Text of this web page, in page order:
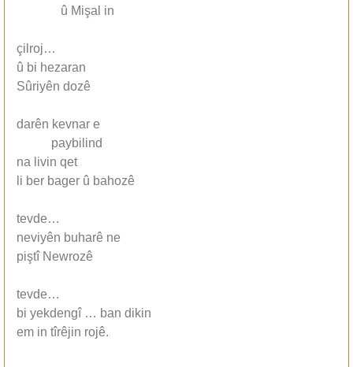
û Mişal in
çilroj…
û bi hezaran
Sûriyên dozê
darên kevnar e
paybilind
na livin qet
li ber bager û bahozê
tevde…
neviyên buharê ne
piştî Newrozê
tevde…
bi yekdengî … ban dikin
em in tîrêjin rojê.